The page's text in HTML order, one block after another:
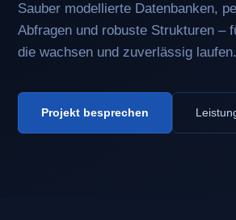
Sauber modellierte Datenbanken,
Abfragen und robuste Strukturen –
die wachsen und zuverlässig laufen.
Projekt besprechen